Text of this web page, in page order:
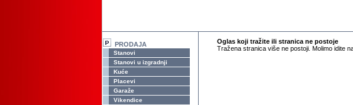
PRODAJA
Stanovi
Stanovi u izgradnji
Kuće
Placevi
Garaže
Vikendice
Oglas koji tražite ili stranica ne postoje
Tražena stranica više ne postoji. Molimo idite